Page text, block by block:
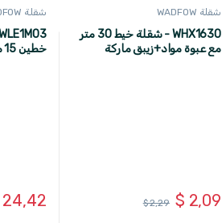
شقلة WADFOW
WHX1630 - شقلة خيط 30 متر
مع عبوة مواد+زيبق ماركة
$ 2,09
$2,29
شقلة WADFOW
خطين 15 متر WADFOW
24,42